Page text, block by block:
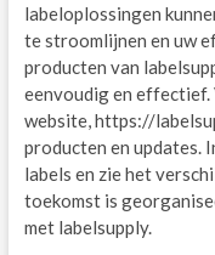
labeloplossingen
te stroomlijnen en uw
producten van
eenvoudig en
website, https://
producten en updates.
labels en zie het
toekomst is
met labelsupply.